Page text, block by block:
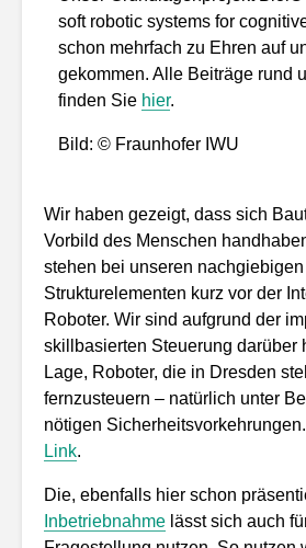
soft robotic systems for
schon mehrfach zu Ehren auf
gekommen. Alle Beiträge rund
finden Sie hier.
Bild: © Fraunhofer IWU
Wir haben gezeigt, dass sich
Vorbild des Menschen
stehen bei unseren nachgiebigen
Strukturelementen kurz vor der
Roboter. Wir sind aufgrund der
skillbasierten Steuerung darüber
Lage, Roboter, die in Dresden
fernzusteuern – natürlich unter
nötigen
Link.
Die, ebenfalls hier schon
Inbetriebnahme lässt sich auch